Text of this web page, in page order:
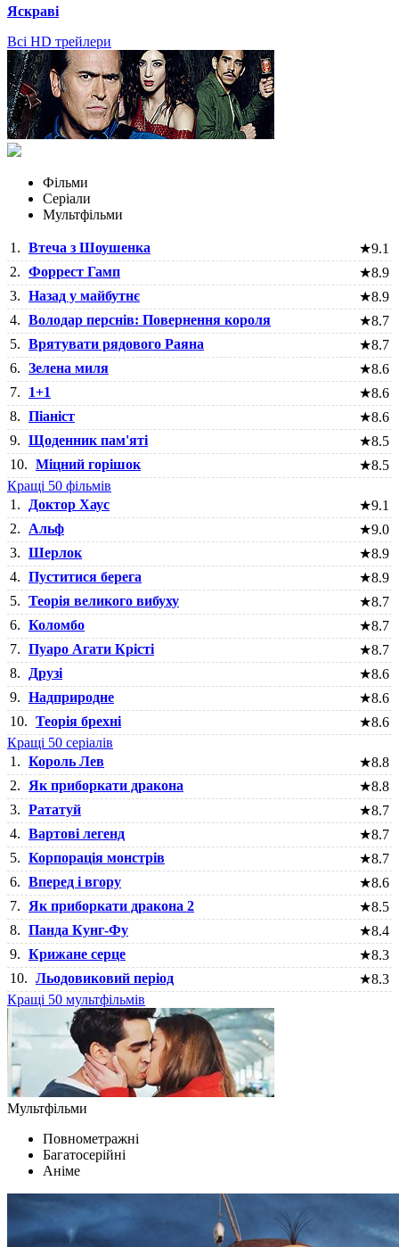
Яскраві
Всі HD трейлери
Фільми
Серіали
Мультфільми
1. Втеча з Шоушенка ★9.1
2. Форрест Гамп ★8.9
3. Назад у майбутнє ★8.9
4. Володар перснів: Повернення короля ★8.7
5. Врятувати рядового Раяна ★8.7
6. Зелена миля ★8.6
7.
1+1 ★8.6
8. Піаніст ★8.6
9. Щоденник пам'яті ★8.5
10. Міцний горішок ★8.5
Кращі 50 фільмів
1.
Доктор Хаус ★9.1
2.
Альф ★9.0
3. Шерлок ★8.9
4. Пуститися берега ★8.9
5. Теорія великого вибуху ★8.7
6. Коломбо ★8.7
7. Пуаро Агати Крісті ★8.7
8.
Друзі ★8.6
9. Надприродне ★8.6
10. Теорія брехні ★8.6
Кращі 50 серіалів
1. Король Лев ★8.8
2.
Як приборкати дракона ★8.8
3. Рататуй ★8.7
4. Вартові легенд ★8.7
5. Корпорація монстрів ★8.7
6. Вперед і вгору ★8.6
7.
Як приборкати дракона 2 ★8.5
8. Панда Кунг-Фу ★8.4
9. Крижане серце ★8.3
10. Льодовиковий період ★8.3
Кращі 50 мультфільмів
Мультфільми
Повнометражні
Багатосерійні
Аніме